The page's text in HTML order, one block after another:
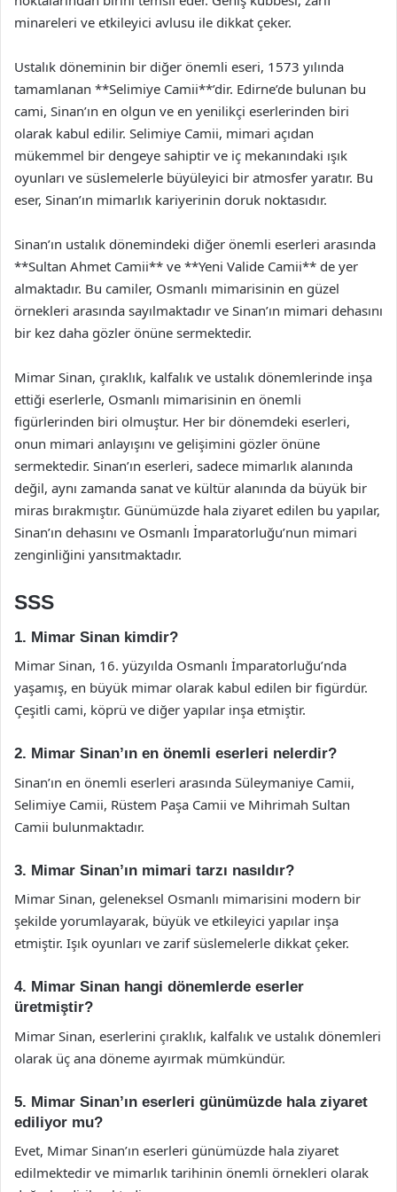
minareleri ve etkileyici avlusu ile dikkat çeker.
Ustalık döneminin bir diğer önemli eseri, 1573 yılında
tamamlanan **Selimiye Camii**’dir. Edirne’de bulunan bu
cami, Sinan’ın en olgun ve en yenilikçi eserlerinden biri
olarak kabul edilir. Selimiye Camii, mimari açıdan
mükemmel bir dengeye sahiptir ve iç mekanındaki ışık
oyunları ve süslemelerle büyüleyici bir atmosfer yaratır. Bu
eser, Sinan’ın mimarlık kariyerinin doruk noktasıdır.
Sinan’ın ustalık dönemindeki diğer önemli eserleri arasında
**Sultan Ahmet Camii** ve **Yeni Valide Camii** de yer
almaktadır. Bu camiler, Osmanlı mimarisinin en güzel
örnekleri arasında sayılmaktadır ve Sinan’ın mimari dehasını
bir kez daha gözler önüne sermektedir.
Mimar Sinan, çıraklık, kalfalık ve ustalık dönemlerinde inşa
ettiği eserlerle, Osmanlı mimarisinin en önemli
figürlerinden biri olmuştur. Her bir dönemdeki eserleri,
onun mimari anlayışını ve gelişimini gözler önüne
sermektedir. Sinan’ın eserleri, sadece mimarlık alanında
değil, aynı zamanda sanat ve kültür alanında da büyük bir
miras bırakmıştır. Günümüzde hala ziyaret edilen bu yapılar,
Sinan’ın dehasını ve Osmanlı İmparatorluğu’nun mimari
zenginliğini yansıtmaktadır.
SSS
1. Mimar Sinan kimdir?
Mimar Sinan, 16. yüzyılda Osmanlı İmparatorluğu’nda
yaşamış, en büyük mimar olarak kabul edilen bir figürdür.
Çeşitli cami, köprü ve diğer yapılar inşa etmiştir.
2. Mimar Sinan’ın en önemli eserleri nelerdir?
Sinan’ın en önemli eserleri arasında Süleymaniye Camii,
Selimiye Camii, Rüstem Paşa Camii ve Mihrimah Sultan
Camii bulunmaktadır.
3. Mimar Sinan’ın mimari tarzı nasıldır?
Mimar Sinan, geleneksel Osmanlı mimarisini modern bir
şekilde yorumlayarak, büyük ve etkileyici yapılar inşa
etmiştir. Işık oyunları ve zarif süslemelerle dikkat çeker.
4. Mimar Sinan hangi dönemlerde eserler
üretmiştir?
Mimar Sinan, eserlerini çıraklık, kalfalık ve ustalık dönemleri
olarak üç ana döneme ayırmak mümkündür.
5. Mimar Sinan’ın eserleri günümüzde hala ziyaret
ediliyor mu?
Evet, Mimar Sinan’ın eserleri günümüzde hala ziyaret
edilmektedir ve mimarlık tarihinin önemli örnekleri olarak